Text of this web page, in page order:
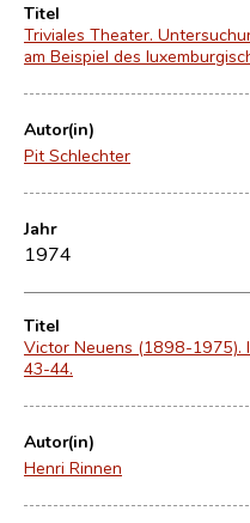
Titel
Triviales Theater.
am Beispiel des
Autor(in)
Pit Schlechter
Jahr
1974
Titel
Victor Neuens (1898-1975).
43-44.
Autor(in)
Henri Rinnen